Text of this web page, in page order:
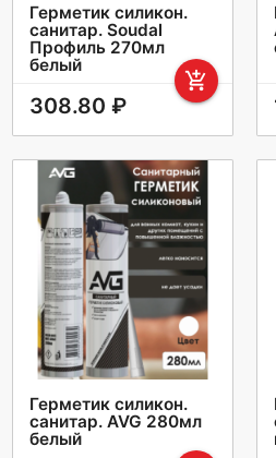
Герметик силикон.
санитар. Soudal
Профиль 270мл
белый
add_shopping_cart
308.80 ₽
Герметик силикон.
санитар. AVG 280мл
белый